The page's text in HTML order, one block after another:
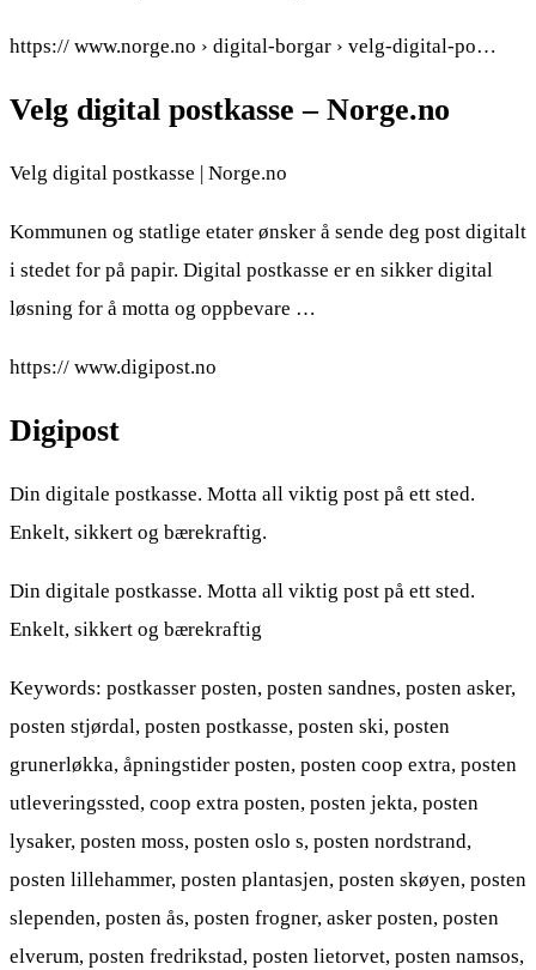
https:// www.norge.no › digital-borgar › velg-digital-po…
Velg digital postkasse – Norge.no
Velg digital postkasse | Norge.no
Kommunen og statlige etater ønsker å sende deg post digitalt
i stedet for på papir. Digital postkasse er en sikker digital
løsning for å motta og oppbevare …
https:// www.digipost.no
Digipost
Din digitale postkasse. Motta all viktig post på ett sted.
Enkelt, sikkert og bærekraftig.
Din digitale postkasse. Motta all viktig post på ett sted.
Enkelt, sikkert og bærekraftig
Keywords: postkasser posten, posten sandnes, posten asker,
posten stjørdal, posten postkasse, posten ski, posten
grunerløkka, åpningstider posten, posten coop extra, posten
utleveringssted, coop extra posten, posten jekta, posten
lysaker, posten moss, posten oslo s, posten nordstrand,
posten lillehammer, posten plantasjen, posten skøyen, posten
slependen, posten ås, posten frogner, asker posten, posten
elverum, posten fredrikstad, posten lietorvet, posten namsos,